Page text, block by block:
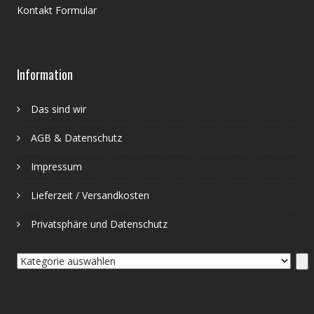
Kontakt Formular
Information
Das sind wir
AGB & Datenschutz
Impressum
Lieferzeit / Versandkosten
Privatsphäre und Datenschutz
Kategorie